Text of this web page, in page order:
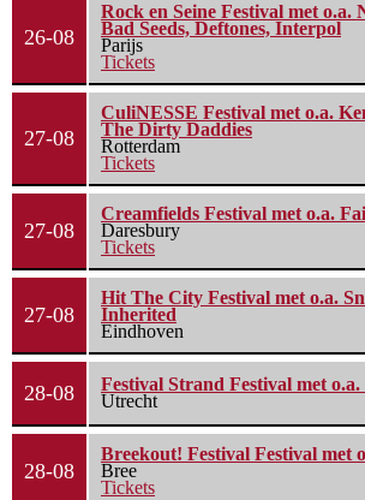
26-08
Rock en Seine Festival met o.a.
Bad Seeds, Deftones, Interpol
Parijs
Tickets
27-08
CuliNESSE Festival met o.a.
The Dirty Daddies
Rotterdam
Tickets
27-08
Creamfields Festival met o.a.
Daresbury
Tickets
27-08
Hit The City Festival met o.a.
Inherited
Eindhoven
28-08
Festival Strand Festival met
Utrecht
28-08
Breekout! Festival Festival met
Bree
Tickets